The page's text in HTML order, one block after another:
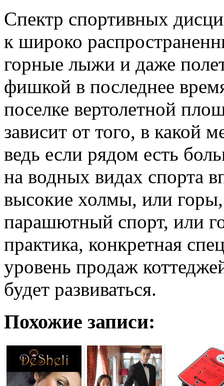
Спектр спортивных
к широко
горные лыжи и даже
фишкой в последнее
поселке вертолетной
зависит от того, в какой
ведь если рядом есть
на водных видах спорта
высокие холмы, или
парашютный спорт, или
практика, конкретная
уровень продаж
будет развиваться.
Похожие записи: